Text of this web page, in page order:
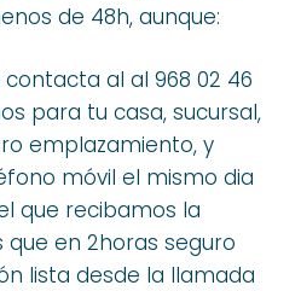
de 48h, aunque:
al al 968 02 46
para tu casa, sucursal,
emplazamiento, y
móvil el mismo dia
que recibamos la
que en 2horas seguro
lista desde la llamada